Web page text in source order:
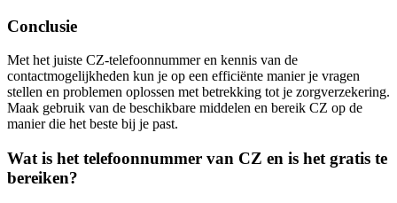
Conclusie
Met het juiste CZ-telefoonnummer en kennis van de
contactmogelijkheden kun je op een efficiënte manier je vragen
stellen en problemen oplossen met betrekking tot je zorgverzekering.
Maak gebruik van de beschikbare middelen en bereik CZ op de
manier die het beste bij je past.
Wat is het telefoonnummer van CZ en is het gratis te
bereiken?